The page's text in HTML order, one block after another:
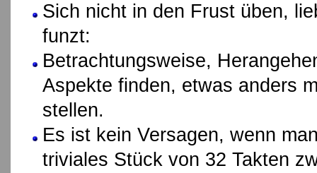
Sich nicht in den Frust üben,
funzt:
Betrachtungsweise,
Aspekte finden, etwas anders
stellen.
Es ist kein Versagen, wenn
triviales Stück von 32 Takten